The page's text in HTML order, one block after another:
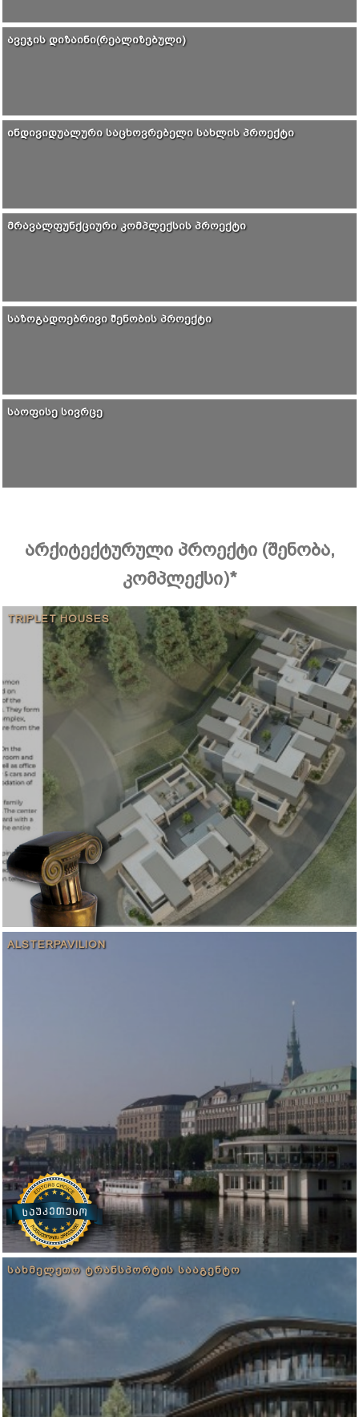
ᲐᲕᲔᲯᲘᲡ ᲓᲘᲖᲐᲘᲜᲘ(ᲠᲔᲐᲚᲘᲖᲔᲑᲣᲚᲘ)
ᲘᲜᲓᲘᲕᲘᲓᲣᲐᲚᲣᲠᲘ ᲡᲐᲪᲮᲝᲕᲠᲔᲑᲔᲚᲘ ᲡᲐᲮᲚᲘᲡ ᲞᲠᲝᲔᲥᲢᲘ
ᲛᲠᲐᲕᲐᲚᲤᲣᲜᲥᲪᲘᲣᲠᲘ ᲙᲝᲛᲞᲚᲔᲥᲡᲘᲡ ᲞᲠᲝᲔᲥᲢᲘ
ᲡᲐᲖᲝᲒᲐᲓᲝᲔᲑᲠᲘᲕᲘ ᲨᲔᲜᲝᲑᲘᲡ ᲞᲠᲝᲔᲥᲢᲘ
ᲡᲐᲝᲤᲘᲡᲔ ᲡᲘᲕᲠᲪᲔ
არქიტექტურული პროექტი (შენობა,
კომპლექსი)*
TRIPLET HOUSES
ALSTERPAVILION
ᲡᲐᲮᲛᲔᲚᲔᲗᲝ ᲢᲠᲐᲜᲡᲞᲝᲠᲢᲘᲡ ᲡᲐᲐᲒᲔᲜᲢᲝ